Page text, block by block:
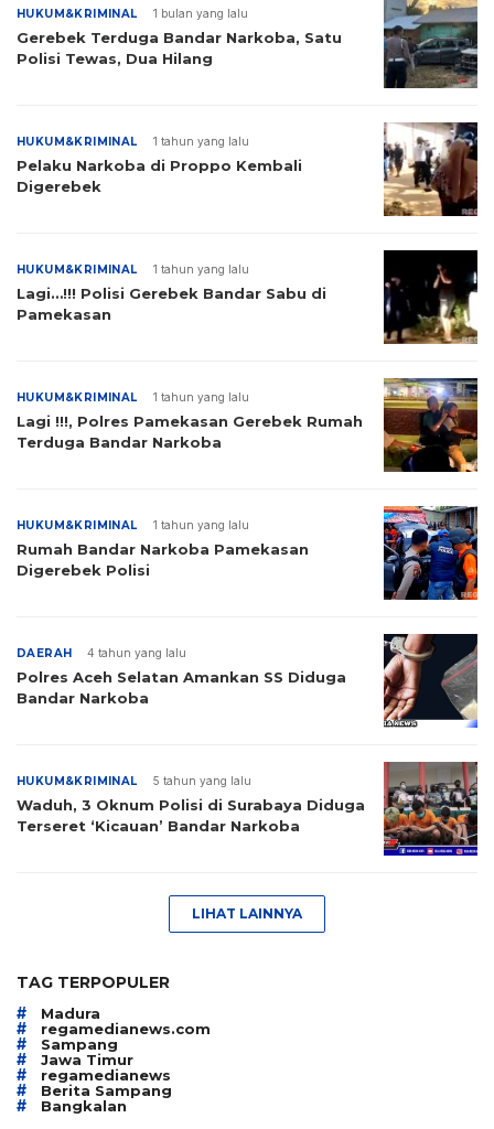
HUKUM&KRIMINAL 1 bulan yang lalu
Gerebek Terduga Bandar Narkoba, Satu
Polisi Tewas, Dua Hilang
HUKUM&KRIMINAL 1 tahun yang lalu
Pelaku Narkoba di Proppo Kembali
Digerebek
HUKUM&KRIMINAL 1 tahun yang lalu
Lagi…!!! Polisi Gerebek Bandar Sabu di
Pamekasan
HUKUM&KRIMINAL 1 tahun yang lalu
Lagi !!!, Polres Pamekasan Gerebek Rumah
Terduga Bandar Narkoba
HUKUM&KRIMINAL 1 tahun yang lalu
Rumah Bandar Narkoba Pamekasan
Digerebek Polisi
DAERAH 4 tahun yang lalu
Polres Aceh Selatan Amankan SS Diduga
Bandar Narkoba
HUKUM&KRIMINAL 5 tahun yang lalu
Waduh, 3 Oknum Polisi di Surabaya Diduga
Terseret ‘Kicauan’ Bandar Narkoba
LIHAT LAINNYA
TAG TERPOPULER
# Madura
# regamedianews.com
# Sampang
# Jawa Timur
# regamedianews
# Berita Sampang
# Bangkalan